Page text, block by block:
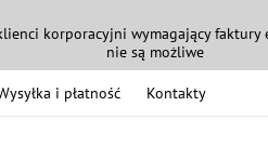
korporacyjni wymagający
nie są możliwe
i płatność Kontakty